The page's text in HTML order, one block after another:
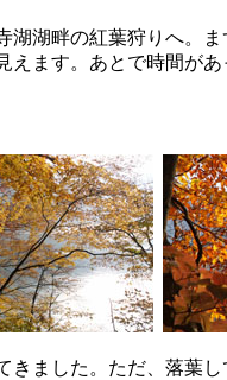
湖畔の紅葉狩りへ。
ます。あとで時間が
ました。ただ、落葉